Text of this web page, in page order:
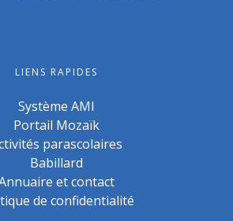
LIENS RAPIDES
Système AMI
Portail Mozaïk
parascolaires
Babillard
et contact
de confidentialité